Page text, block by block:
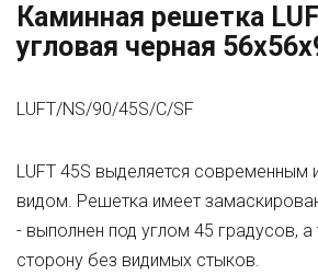
Каминная решетка
угловая черная
LUFT/NS/90/45S/C/SF
LUFT 45S выделяется современным
видом. Решетка имеет
- выполнен под углом 45 градусов,
сторону без видимых стыков.